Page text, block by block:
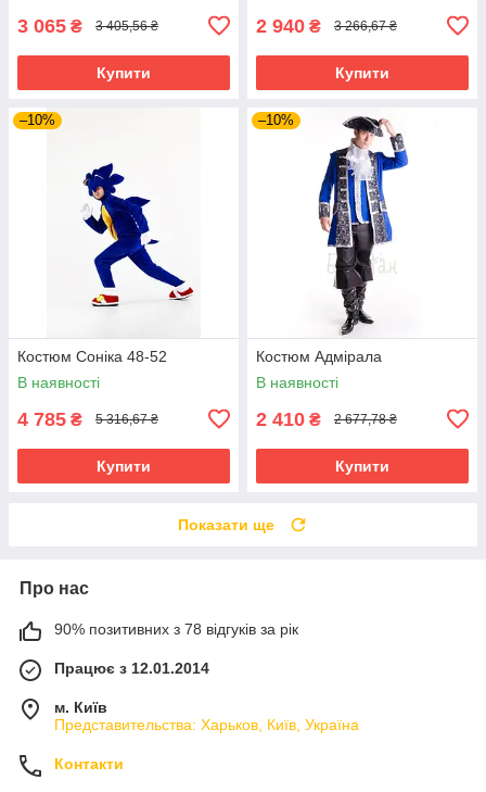
3 065 ₴ 3 405,56 ₴
Купити
2 940 ₴ 3 266,67 ₴
Купити
–10%
Костюм Соніка 48-52
В наявності
4 785 ₴ 5 316,67 ₴
Купити
–10%
Костюм Адмірала
В наявності
2 410 ₴ 2 677,78 ₴
Купити
Показати ще
Про нас
90% позитивних з 78 відгуків за рік
Працює з 12.01.2014
м. Київ
Представительства: Харьков, Київ, Україна
Контакти